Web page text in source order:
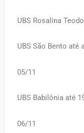
UBS Rosalina
UBS São Bento até
05/11
UBS Babilônia até
06/11